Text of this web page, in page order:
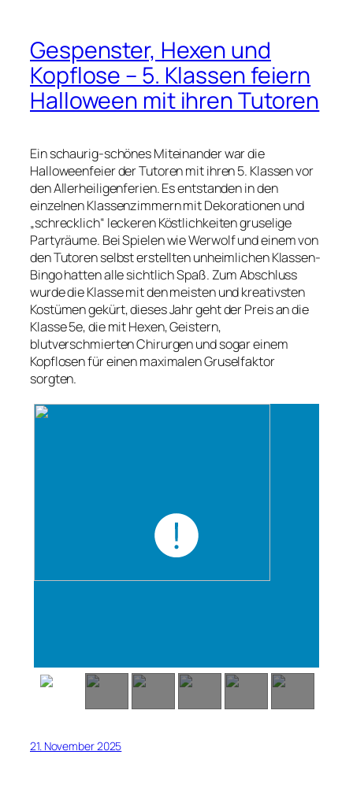
Gespenster, Hexen und
Kopflose – 5. Klassen feiern
Halloween mit ihren Tutoren
Ein schaurig-schönes Miteinander war die
Halloweenfeier der Tutoren mit ihren 5. Klassen vor
den Allerheiligenferien. Es entstanden in den
einzelnen Klassenzimmern mit Dekorationen und
„schrecklich“ leckeren Köstlichkeiten gruselige
Partyräume. Bei Spielen wie Werwolf und einem von
den Tutoren selbst erstellten unheimlichen Klassen-
Bingo hatten alle sichtlich Spaß. Zum Abschluss
wurde die Klasse mit den meisten und kreativsten
Kostümen gekürt, dieses Jahr geht der Preis an die
Klasse 5e, die mit Hexen, Geistern,
blutverschmierten Chirurgen und sogar einem
Kopflosen für einen maximalen Gruselfaktor
sorgten.
21. November 2025